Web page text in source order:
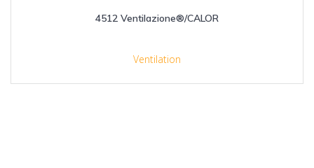
4512 Ventilazione®/CALOR
Ventilation